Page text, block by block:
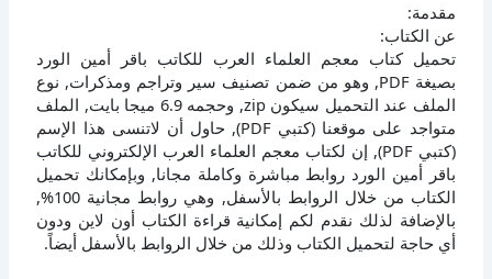
مقدمة:
عن الكتاب:
تحميل كتاب معجم العلماء العرب للكاتب باقر أمين الورد
بصيغة PDF, وهو من ضمن تصنيف سير وتراجم ومذكرات, نوع
الملف عند التحميل سيكون zip, وحجمه 6.9 ميجا بايت, الملف
متواجد على موقعنا (كتبي PDF), حاول أن لاتنسى هذا الإسم
(كتبي PDF), إن لكتاب معجم العلماء العرب الإلكتروني للكاتب
باقر أمين الورد روابط مباشرة وكاملة مجانا, وبإمكانك تحميل
الكتاب من خلال الروابط بالأسفل, وهي روابط مجانية 100%,
بالإضافة لذلك نقدم لكم إمكانية قراءة الكتاب أون لاين ودون
أي حاجة لتحميل الكتاب وذلك من خلال الروابط بالأسفل أيضاً.